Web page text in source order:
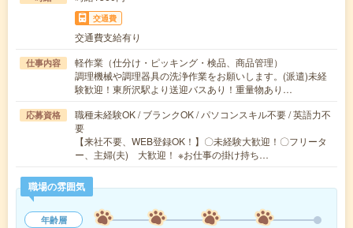
交通費
交通費支給有り
仕事内容
軽作業（仕分け・ピッキング・検品、商品管理）
調理機械や調理器具の洗浄作業をお願いします。(派遣)未経
験歓迎！東所沢駅より送迎バスあり！重量物あり…
応募資格
職種未経験OK / ブランクOK / パソコンスキル不要 / 英語力不
要
【来社不要、WEB登録OK！】〇未経験大歓迎！〇フリータ
ー、主婦(夫) 大歓迎！ ※お仕事の掛け持ち…
職場の雰囲気
年齢層